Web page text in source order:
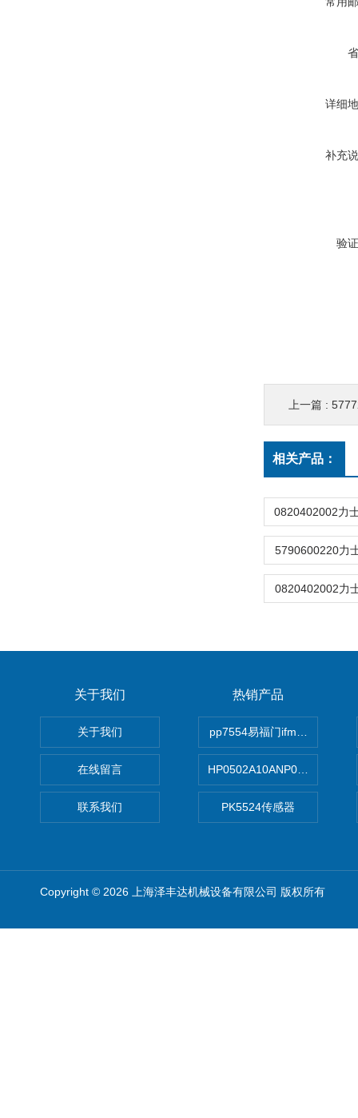
详细
补充
验
上一篇 :
相关产品：
5790600220力
0820402002力
关于我们
关于我们
在线留言
联系我们
热销产品
pp7554易福门ifm传感器
HP0502A10ANP01滤芯 Mp
PK5524传感器
Copyright © 2026 上海泽丰达机械设备有限公司 版权所有